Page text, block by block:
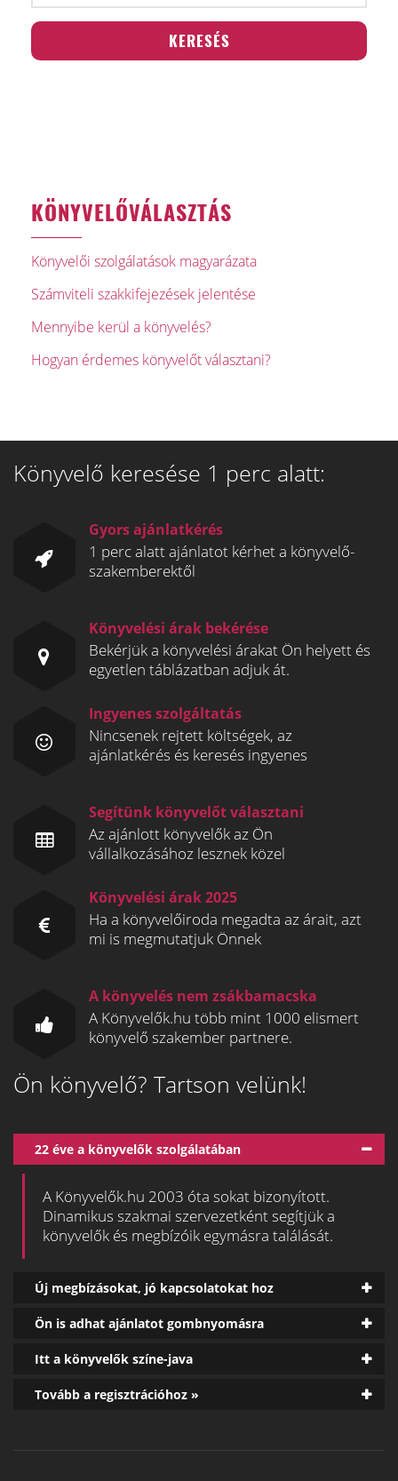
KÖNYVELŐVÁLASZTÁS
Könyvelői szolgálatások magyarázata
Számviteli szakkifejezések jelentése
Mennyibe kerül a könyvelés?
Hogyan érdemes könyvelőt választani?
Könyvelő keresése 1 perc alatt:
Gyors ajánlatkérés
1 perc alatt ajánlatot kérhet a könyvelő-
szakemberektől
Könyvelési árak bekérése
Bekérjük a könyvelési árakat Ön helyett és
egyetlen táblázatban adjuk át.
Ingyenes szolgáltatás
Nincsenek rejtett költségek, az
ajánlatkérés és keresés ingyenes
Segítünk könyvelőt választani
Az ajánlott könyvelők az Ön
vállalkozásához lesznek közel
Könyvelési árak 2025
Ha a könyvelőiroda megadta az árait, azt
mi is megmutatjuk Önnek
A könyvelés nem zsákbamacska
A Könyvelők.hu több mint 1000 elismert
könyvelő szakember partnere.
Ön könyvelő? Tartson velünk!
22 éve a könyvelők szolgálatában
A Könyvelők.hu 2003 óta sokat bizonyított.
Dinamikus szakmai szervezetként segítjük a
könyvelők és megbízóik egymásra találását.
Új megbízásokat, jó kapcsolatokat hoz
Ön is adhat ajánlatot gombnyomásra
Itt a könyvelők színe-java
Tovább a regisztrációhoz »